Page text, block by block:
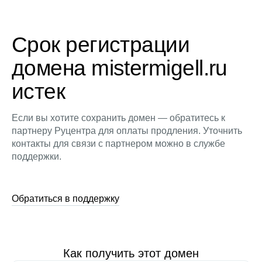
Срок регистрации
домена mistermigell.ru
истек
Если вы хотите сохранить домен — обратитесь к
партнеру Руцентра для оплаты продления. Уточнить
контакты для связи с партнером можно в службе
поддержки.
Обратиться в поддержку
Как получить этот домен